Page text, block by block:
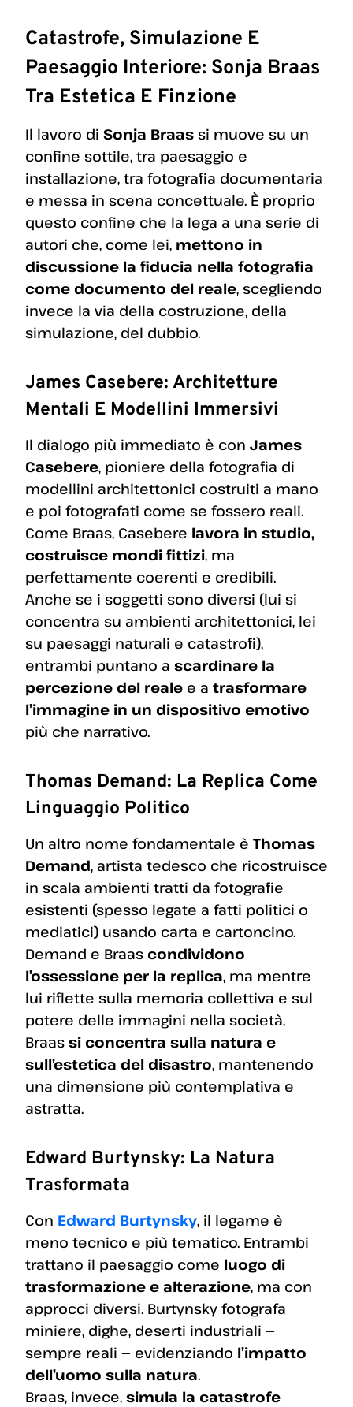
Catastrofe, Simulazione E
Paesaggio Interiore: Sonja Braas
Tra Estetica E Finzione
Il lavoro di Sonja Braas si muove su un
confine sottile, tra paesaggio e
installazione, tra fotografia documentaria
e messa in scena concettuale. È proprio
questo confine che la lega a una serie di
autori che, come lei, mettono in
discussione la fiducia nella fotografia
come documento del reale, scegliendo
invece la via della costruzione, della
simulazione, del dubbio.
James Casebere: Architetture
Mentali E Modellini Immersivi
Il dialogo più immediato è con James
Casebere, pioniere della fotografia di
modellini architettonici costruiti a mano
e poi fotografati come se fossero reali.
Come Braas, Casebere lavora in studio,
costruisce mondi fittizi, ma
perfettamente coerenti e credibili.
Anche se i soggetti sono diversi (lui si
concentra su ambienti architettonici, lei
su paesaggi naturali e catastrofi),
entrambi puntano a scardinare la
percezione del reale e a trasformare
l’immagine in un dispositivo emotivo
più che narrativo.
Thomas Demand: La Replica Come
Linguaggio Politico
Un altro nome fondamentale è Thomas
Demand, artista tedesco che ricostruisce
in scala ambienti tratti da fotografie
esistenti (spesso legate a fatti politici o
mediatici) usando carta e cartoncino.
Demand e Braas condividono
l’ossessione per la replica, ma mentre
lui riflette sulla memoria collettiva e sul
potere delle immagini nella società,
Braas si concentra sulla natura e
sull’estetica del disastro, mantenendo
una dimensione più contemplativa e
astratta.
Edward Burtynsky: La Natura
Trasformata
Con Edward Burtynsky, il legame è
meno tecnico e più tematico. Entrambi
trattano il paesaggio come luogo di
trasformazione e alterazione, ma con
approcci diversi. Burtynsky fotografa
miniere, dighe, deserti industriali —
sempre reali — evidenziando l’impatto
dell’uomo sulla natura.
Braas, invece, simula la catastrofe